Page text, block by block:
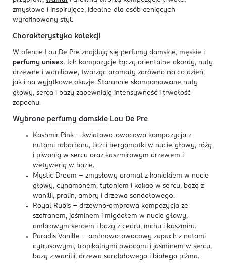
zmysłowe i inspirujące, idealne dla osób ceniących
wyrafinowany styl.
Charakterystyka kolekcji
W ofercie Lou De Pre znajdują się perfumy damskie, męskie i
perfumy unisex. Ich kompozycje łączą orientalne akordy, nuty
drzewne i waniliowe, tworząc aromaty zarówno na co dzień,
jak i na wyjątkowe okazje. Starannie skomponowane nuty
głowy, serca i bazy zapewniają intensywność i trwałość
zapachu.
Wybrane perfumy damskie Lou De Pre
Kashmir Pink – kwiatowo-owocowa kompozycja z
nutami rabarbaru, liczi i bergamotki w nucie głowy, różą
i piwonią w sercu oraz kaszmirowym drzewem i
wetywerią w bazie.
Mystic Dream – zmysłowy aromat z koniakiem w nucie
głowy, cynamonem, tytoniem i kakao w sercu, bazą z
wanilii, pralin, ambry i drzewa sandałowego.
Royal Rubis – drzewno-ambrowa kompozycja ze
szafranem, jaśminem i migdałem w nucie głowy,
ambrowym sercem i bazą z cedru, mchu i kaszmiru.
Paradis Vanille – ambrowo-owocowy zapach z nutami
cytrusowymi, tropikalnymi owocami i jaśminem w sercu,
bazą z wanilii, drzewa sandałowego i białego piżma.